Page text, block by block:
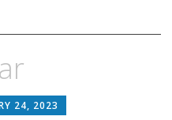
24, 2023